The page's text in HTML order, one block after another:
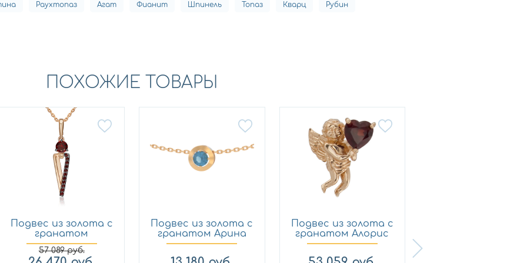
Раухтопаз Агат Фианит Шпинель Топаз Кварц Рубин
ПОХОЖИЕ ТОВАРЫ
Подвес из золота с
гранатом
Платина 0...
57 089руб.
Подвес из золота с
гранатом Арина
104...
Подвес из золота с
гранатом Алорис
03...